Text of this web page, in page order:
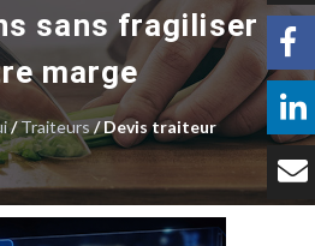
DionySols
versions
autres
Solutions
Tarifs
sans fragiliser
marge
/Traiteurs/ Devis traiteur